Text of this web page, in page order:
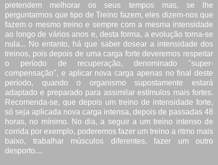
pretendem melhorar os seus tempos mas, se lhe
perguntarmos que tipo de Treino fazem, eles dizem-nos que
fazem o mesmo treino e sempre com a mesma intensidade
ao longo de vários anos e, desta forma, a evolução torna-se
nula... No entanto, há que saber dosear a intensidade dos
treinos, pois depois de uma carga forte deveremos respeitar
o período de recuperação, denominado "super-
compensação", e aplicar nova carga apenas no final deste
período, quando o organismo supostamente estará
adaptado e preparado para assimilar estímulos mais fortes.
Recomenda-se, que depois um treino de intensidade forte,
só seja aplicada nova carga intensa, depois de passadas 48
horas, no mínimo. No dia, a seguir a um treino intenso de
corrida por exemplo, poderemos fazer um treino a ritmo mais
baixo, trabalhar músculos diferentes, fazer um outro
desporto....